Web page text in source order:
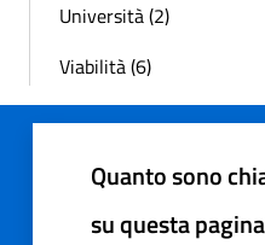
Università (2)
Viabilità (6)
Quanto sono
su questa